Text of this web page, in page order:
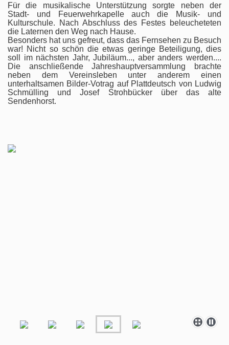
Für die musikalische Unterstützung sorgte neben der
Stadt- und Feuerwehrkapelle auch die Musik- und
Kulturschule. Nach Abschluss des Festes beleucheteten
die Laternen den Weg nach Hause.
Besonders hat uns gefreut, dass das Fernsehen zu Besuch
war! Nicht so schön die etwas geringe Beteiligung, dies
soll im nächsten Jahr, Jubiläum..., aber anders werden....
Die anschließende Jahreshauptversammlung brachte
neben dem Vereinsleben unter anderem einen
unterhaltsamen Bilder-Votrag auf Plattdeutsch von Ludwig
Schmülling und Josef Strohbücker über das alte
Sendenhorst.